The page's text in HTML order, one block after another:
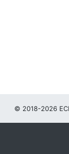
© 2018-2026